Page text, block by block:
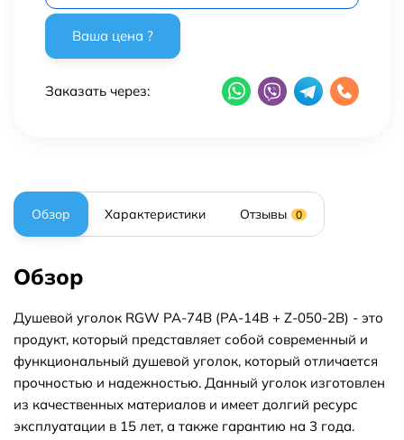
Заказать через:
Обзор Характеристики Отзывы 0
Обзор
Душевой уголок RGW PA-74B (PA-14B + Z-050-2B) - это
продукт, который представляет собой современный и
функциональный душевой уголок, который отличается
прочностью и надежностью. Данный уголок изготовлен
из качественных материалов и имеет долгий ресурс
эксплуатации в 15 лет, а также гарантию на 3 года.